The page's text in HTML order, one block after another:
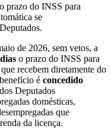
prazo do INSS para
se
de 2026, sem vetos, a
o prazo do INSS para
recebem diretamente do
é concedido
Deputados
domésticas,
que
da licença.